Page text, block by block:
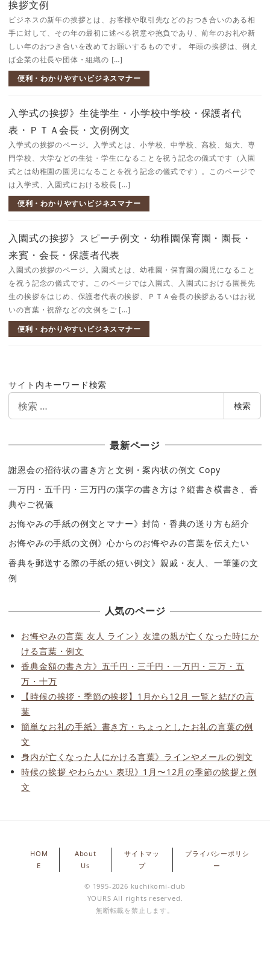
挨拶文例
ビジネスの新年の挨拶とは、お客様や取引先などのおつき合いのある相
手に対して、その年の最初に述べる祝意や抱負であり、前年のお礼や新
しい年のおつき合いを改めてお願いするものです。 年頭の挨拶は、例え
ば企業の社長や団体・組織の […]
便利・わかりやすいビジネスマナー
入学式の挨拶》生徒学生・小学校中学校・保護者代
表・ＰＴＡ会長・文例例文
入学式の挨拶のページ。入学式とは、小学校、中学校、高校、短大、専
門学校、大学などの生徒・学生になることを祝う記念の儀式です（入園
式とは幼稚園の園児になることを祝う記念の儀式です）。このページで
は入学式、入園式における校長 […]
便利・わかりやすいビジネスマナー
入園式の挨拶》スピーチ例文・幼稚園保育園・園長・
来賓・会長・保護者代表
入園式の挨拶のページ。入園式とは、幼稚園・保育園の園児になること
を祝う記念の儀式です。このページでは入園式、入園式における園長先
生の挨拶をはじめ、保護者代表の挨拶、ＰＴＡ会長の挨拶あるいはお祝
いの言葉・祝辞などの文例をご […]
便利・わかりやすいビジネスマナー
サイト内キーワード検索
索
検索
最新ページ
謝恩会の招待状の書き方と文例・案内状の例文 Copy
一万円・五千円・三万円の漢字の書き方は？縦書き横書き、香
典やご祝儀
お悔やみの手紙の例文とマナー》封筒・香典の送り方も紹介
お悔やみの手紙の文例》心からのお悔やみの言葉を伝えたい
香典を郵送する際の手紙の短い例文》親戚・友人、一筆箋の文
例
人気のページ
お悔やみの言葉 友人 ライン》友達の親が亡くなった時にか
ける言葉・例文
香典金額の書き方》五千円・三千円・一万円・三万・五
万・十万
【時候の挨拶・季節の挨拶】1月から12月 一覧と結びの言
葉
簡単なお礼の手紙》書き方・ちょっとしたお礼の言葉の例
文
身内が亡くなった人にかける言葉》ラインやメールの例文
時候の挨拶 やわらかい 表現》1月〜12月の季節の挨拶と例
文
HOM
E
About
Us
サイトマッ
プ
プライバシーポリシ
ー
© 1995-2026 kuchikomi-club
YOURS All rights reserved.
無断転載を禁止します。